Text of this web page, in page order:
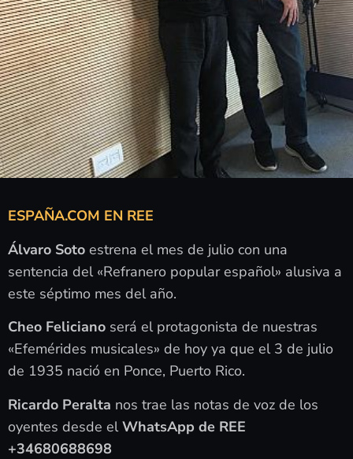
ESPAÑA.COM EN REE
Álvaro Soto estrena el mes de julio con una
sentencia del «Refranero popular español» alusiva a
este séptimo mes del año.
Cheo Feliciano será el protagonista de nuestras
«Efemérides musicales» de hoy ya que el 3 de julio
de 1935 nació en Ponce, Puerto Rico.
Ricardo Peralta nos trae las notas de voz de los
oyentes desde elWhatsApp de REE
+34680688698